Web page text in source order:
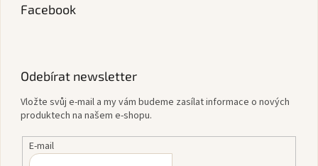
Facebook
Odebírat newsletter
Vložte svůj e-mail a my vám budeme zasílat informace o nových
produktech na našem e-shopu.
E-mail